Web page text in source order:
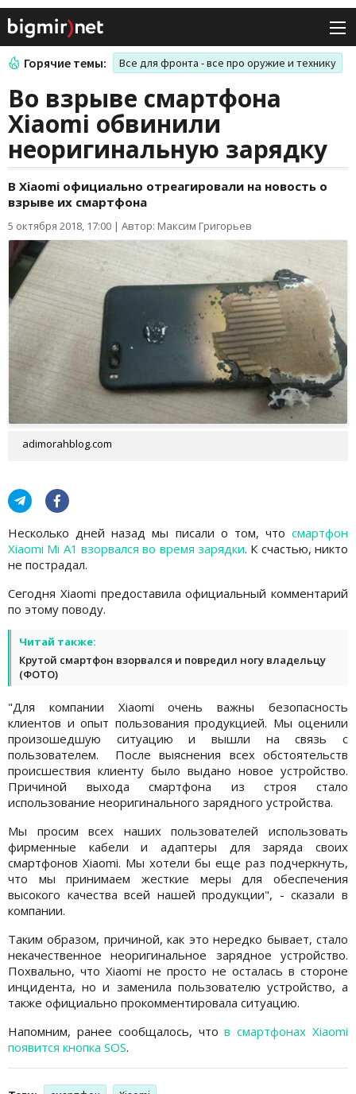
Горячие темы: Все для фронта - все про оружие и технику
Во взрыве смартфона
Xiaomi обвинили
неоригинальную зарядку
В Xiaomi официально отреагировали на новость о
взрыве их смартфона
5 октября 2018, 17:00 | Автор: Максим Григорьев
adimorahblog.com
Несколько дней назад мы писали о том, что смартфон
Xiaomi Mi A1 взорвался во время зарядки. К счастью, никто
не пострадал.
Сегодня Xiaomi предоставила официальный комментарий
по этому поводу.
Читай также:
Крутой смартфон взорвался и повредил ногу владельцу
(ФОТО)
"Для компании Xiaomi очень важны безопасность
клиентов и опыт пользования продукцией. Мы оценили
произошедшую ситуацию и вышли на связь с
пользователем. После выяснения всех обстоятельств
происшествия клиенту было выдано новое устройство.
Причиной выхода смартфона из строя стало
использование неоригинального зарядного устройства.
Мы просим всех наших пользователей использовать
фирменные кабели и адаптеры для заряда своих
смартфонов Xiaomi. Мы хотели бы еще раз подчеркнуть,
что мы принимаем жесткие меры для обеспечения
высокого качества всей нашей продукции", - сказали в
компании.
Таким образом, причиной, как это нередко бывает, стало
некачественное неоригинальное зарядное устройство.
Похвально, что Xiaomi не просто не осталась в стороне
инцидента, но и заменила пользователю устройство, а
также официально прокомментировала ситуацию.
Напомним, ранее сообщалось, чтов смартфонах Xiaomi
появится кнопка SOS.